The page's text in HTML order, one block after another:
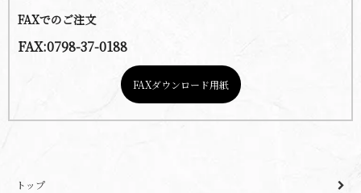
FAXでのご注文
FAX:0798-37-0188
FAXダウンロード用紙
トップ